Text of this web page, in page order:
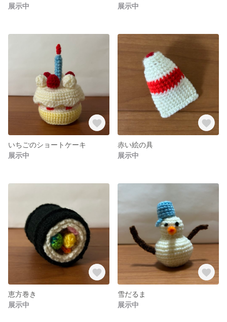
展示中
展示中
いちごのショートケーキ
展示中
赤い絵の具
展示中
恵方巻き
展示中
雪だるま
展示中